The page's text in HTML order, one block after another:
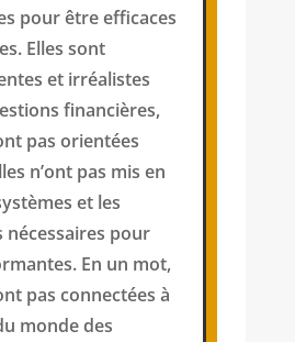
pour être efficaces
Elles sont
et irréalistes
financières,
pas orientées
n’ont pas mis en
et les
nécessaires pour
En un mot,
pas connectées à
monde des